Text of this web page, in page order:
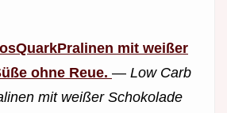
mit weißer
ohne Reue. — Low Carb
mit weißer Schokolade